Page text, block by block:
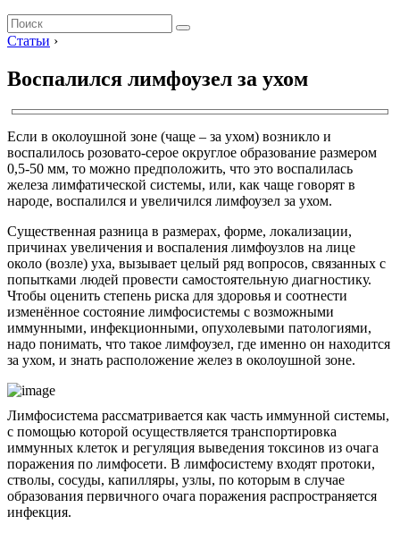
Статьи ›
Воспалился лимфоузел за ухом
Если в околоушной зоне (чаще – за ухом) возникло и
воспалилось розовато-серое округлое образование размером
0,5-50 мм, то можно предположить, что это воспалилась
железа лимфатической системы, или, как чаще говорят в
народе, воспалился и увеличился лимфоузел за ухом.
Существенная разница в размерах, форме, локализации,
причинах увеличения и воспаления лимфоузлов на лице
около (возле) уха, вызывает целый ряд вопросов, связанных с
попытками людей провести самостоятельную диагностику.
Чтобы оценить степень риска для здоровья и соотнести
изменённое состояние лимфосистемы с возможными
иммунными, инфекционными, опухолевыми патологиями,
надо понимать, что такое лимфоузел, где именно он находится
за ухом, и знать расположение желез в околоушной зоне.
Лимфосистема рассматривается как часть иммунной системы,
с помощью которой осуществляется транспортировка
иммунных клеток и регуляция выведения токсинов из очага
поражения по лимфосети. В лимфосистему входят протоки,
стволы, сосуды, капилляры, узлы, по которым в случае
образования первичного очага поражения распространяется
инфекция.